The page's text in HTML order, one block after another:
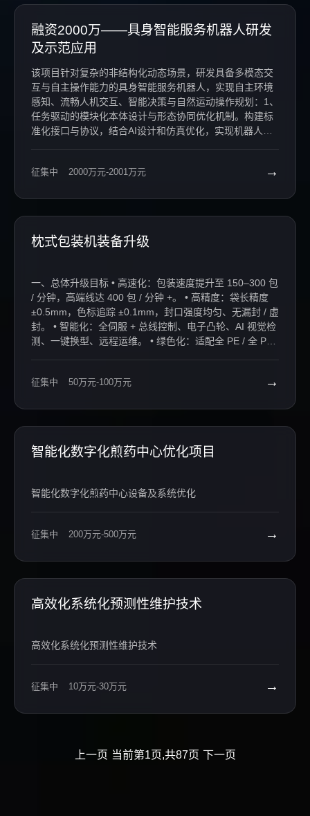
融资2000万——具身智能服务机器人研发
及示范应用
该项目针对复杂的非结构化动态场景，研发具备多模态交
互与自主操作能力的具身智能服务机器人，实现自主环境
感知、流畅人机交互、智能决策与自然运动操作规划：1、
任务驱动的模块化本体设计与形态协同优化机制。构建标
准化接口与协议，结合AI设计和仿真优化，实现机器人的
务理解与动作规划，提升适应与决策能力。3、面向多形态
策略迁移。4、融合域自适应与安全约束的虚实迁移学习框
架。构建高保真仿真环境，实现策略迁移与安全强化学
习，提升迁移实用性和鲁棒性。5、多模态融合测试平台与
模态感知，构建评估体系，提升集成效率与可重复性。6、
任务驱动的端到端应用部署与进化式自适应优化框架。建
立全链路集成框架，构建跨平台协同机制，引入反馈闭环
优化，加快系统部署转化。7、构建全流程协同的智能数据
闭环。构建数据元模型，部署智能化工具链，搭建可视化
协同平台，实现多模态数据协同与高效管理。
征集中 2000万元-2001万元 →
枕式包装机装备升级
一、总体升级目标 • 高速化：包装速度提升至 150–300 包
/ 分钟，高端线达 400 包 / 分钟 +。 • 高精度：袋长精度
±0.5mm，色标追踪 ±0.1mm，封口强度均匀、无漏封 / 虚
封。 • 智能化：全伺服 + 总线控制、电子凸轮、AI 视觉检
测、一键换型、远程运维。 • 绿色化：适配全 PE / 全 PP
低 30%–40%。 二、机械结构升级需求 1. 主机架与传动系
行星减速机，传动效率≥98%。 ◦ 横封 / 纵封刀轴采用高精
度轴承 + 中空水冷结构，热变形小、寿命长。 2. 送膜与张
力控制 ◦ 全自动放卷 + 张力闭环控制（伺服 + 张力传感
偏），膜料跑偏≤±0.5mm。 ◦ 适配超薄膜（≤20μm）、高
挺度膜、可降解膜，防拉伸、防褶皱。 3. 成型器与制袋单
元 ◦ 模块化快换成型器，15 分钟内完成规格切换。 ◦ 成型
器曲面抛光 + 防粘涂层，减少膜料摩擦、杜绝粘料。 ◦ 制
封切刀机构 ◦ 电子凸轮替代机械凸轮，支持多段速度 / 压
淬火 + 镀硬铬，锋利耐用，切断无毛刺、无粘连。 三、电
电机：23 位绝对值编码器、IP67 防护、低惯量，响应
Codesys / 汇川 H5U/EdgePLC等高端控制器，支持电子
HMI 与操作交互 ◦ 10 寸 / 15 寸工业触摸屏，中文界面、
权限管理、多语言支持。 ◦ 实时显示：速度、产量、温
征集中 50万元-100万元 →
智能化数字化煎药中心优化项目
智能化数字化煎药中心设备及系统优化
征集中 200万元-500万元 →
高效化系统化预测性维护技术
高效化系统化预测性维护技术
征集中 10万元-30万元 →
上一页 当前第1页,共87页 下一页